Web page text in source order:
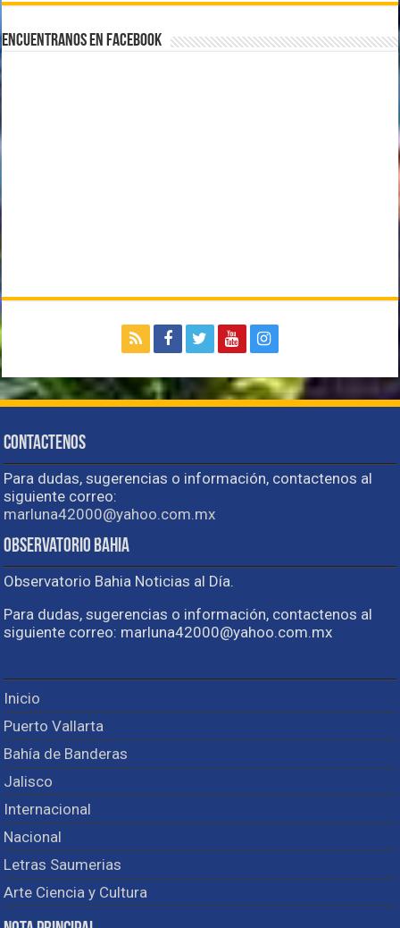
Encuentranos en Facebook
Contactenos
Para dudas, sugerencias o información, contactenos al
siguiente correo:
marluna42000@yahoo.com.mx
Observatorio Bahia
Observatorio Bahia Noticias al Día.
Para dudas, sugerencias o información, contactenos al
siguiente correo: marluna42000@yahoo.com.mx
Inicio
Puerto Vallarta
Bahía de Banderas
Jalisco
Internacional
Nacional
Letras Saumerias
Arte Ciencia y Cultura